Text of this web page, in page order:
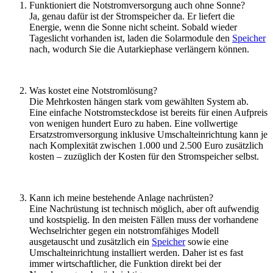
Funktioniert die Notstromversorgung auch ohne Sonne?
Ja, genau dafür ist der Stromspeicher da. Er liefert die
Energie, wenn die Sonne nicht scheint. Sobald wieder
Tageslicht vorhanden ist, laden die Solarmodule den Speicher
nach, wodurch Sie die Autarkiephase verlängern können.
Was kostet eine Notstromlösung?
Die Mehrkosten hängen stark vom gewählten System ab.
Eine einfache Notstromsteckdose ist bereits für einen Aufpreis
von wenigen hundert Euro zu haben. Eine vollwertige
Ersatzstromversorgung inklusive Umschalteinrichtung kann je
nach Komplexität zwischen 1.000 und 2.500 Euro zusätzlich
kosten – zuzüglich der Kosten für den Stromspeicher selbst.
Kann ich meine bestehende Anlage nachrüsten?
Eine Nachrüstung ist technisch möglich, aber oft aufwendig
und kostspielig. In den meisten Fällen muss der vorhandene
Wechselrichter gegen ein notstromfähiges Modell
ausgetauscht und zusätzlich ein Speichersowie eine
Umschalteinrichtung installiert werden. Daher ist es fast
immer wirtschaftlicher, die Funktion direkt bei der